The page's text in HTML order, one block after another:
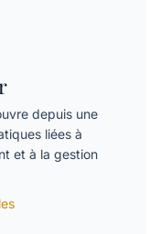
depuis une
liées à
et à la gestion